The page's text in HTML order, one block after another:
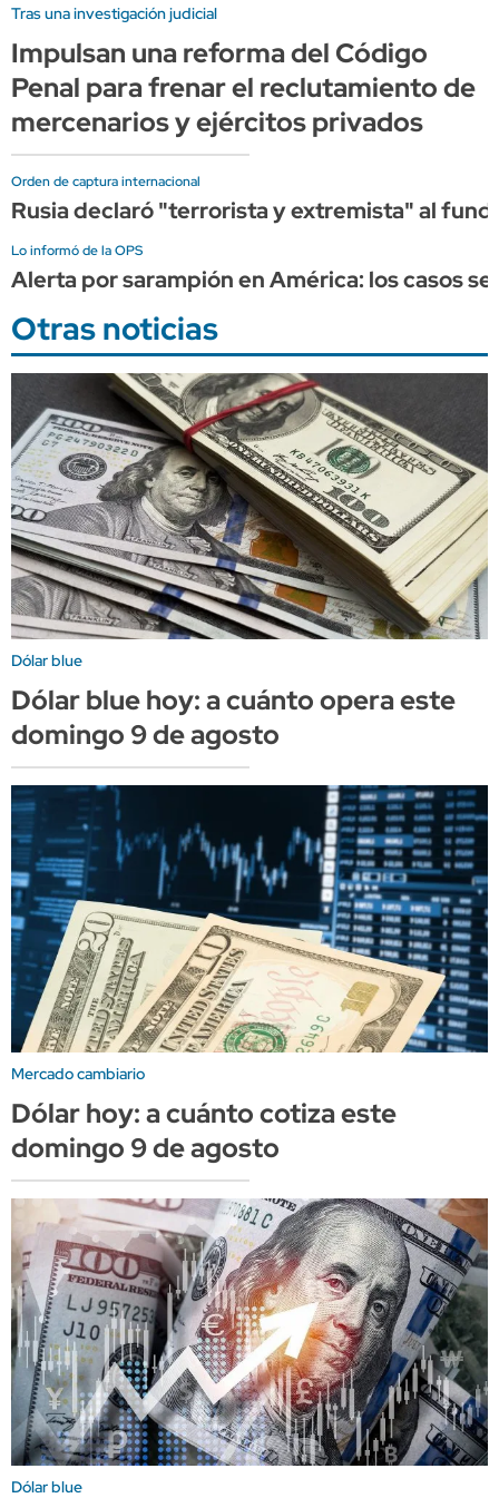
Tras una investigación judicial
Impulsan una reforma del Código
Penal para frenar el reclutamiento de
mercenarios y ejércitos privados
Orden de captura internacional
Rusia declaró "terrorista y extremista" al
Lo informó de la OPS
Alerta por sarampión en América: los casos
Otras noticias
Dólar blue
Dólar blue hoy: a cuánto opera este
domingo 9 de agosto
Mercado cambiario
Dólar hoy: a cuánto cotiza este
domingo 9 de agosto
Dólar blue